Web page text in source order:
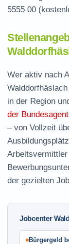
5555 00
Wer aktiv nach
in der Region
der
– von Vollzeit
der gezielten
Jobcenter
Bürgergeld